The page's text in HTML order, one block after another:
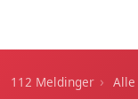
112 Meldinger ›